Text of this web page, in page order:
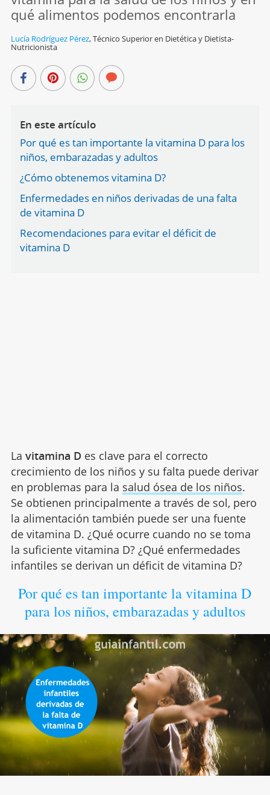
qué alimentos podemos encontrarla
Lucía Rodríguez Pérez,Técnico Superior en Dietética y Dietista-
Nutricionista
En este artículo
Por qué es tan importante la vitamina D para los
niños, embarazadas y adultos
¿Cómo obtenemos vitamina D?
Enfermedades en niños derivadas de una falta
de vitamina D
Recomendaciones para evitar el déficit de
vitamina D
La vitamina D es clave para el correcto
crecimiento de los niños y su falta puede derivar
en problemas para la salud ósea de los niños.
Se obtienen principalmente a través de sol, pero
la alimentación también puede ser una fuente
de vitamina D. ¿Qué ocurre cuando no se toma
la suficiente vitamina D? ¿Qué enfermedades
infantiles se derivan un déficit de vitamina D?
Por qué es tan importante la vitamina D
para los niños, embarazadas y adultos